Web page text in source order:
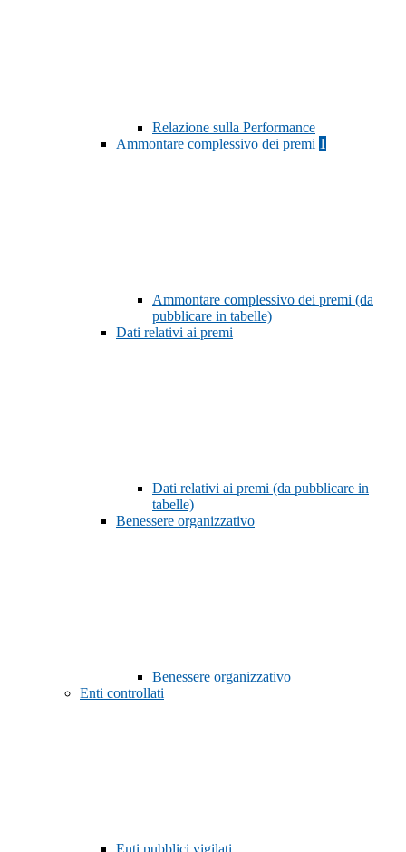
Relazione sulla Performance
Ammontare complessivo dei premi 1
Ammontare complessivo dei premi (da
pubblicare in tabelle)
Dati relativi ai premi
Dati relativi ai premi (da pubblicare in
tabelle)
Benessere organizzativo
Benessere organizzativo
Enti controllati
Enti pubblici vigilati